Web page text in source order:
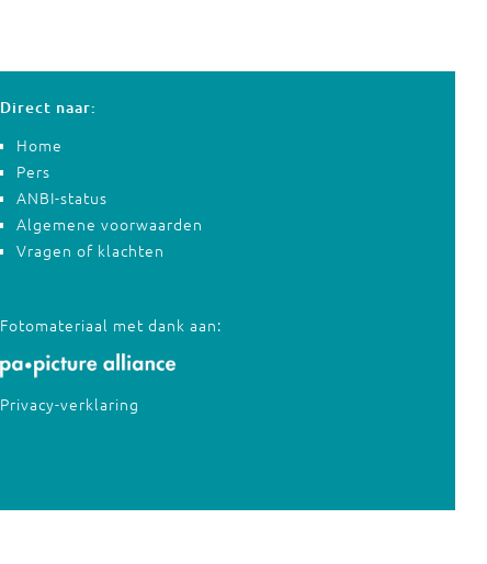
Direct naar:
Home
Pers
ANBI-status
Algemene voorwaarden
Vragen of klachten
Fotomateriaal met dank aan:
Privacy-verklaring